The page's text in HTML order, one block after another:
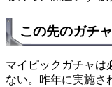
この先のガチ
マイピックガチャは
ない。昨年に実施さ